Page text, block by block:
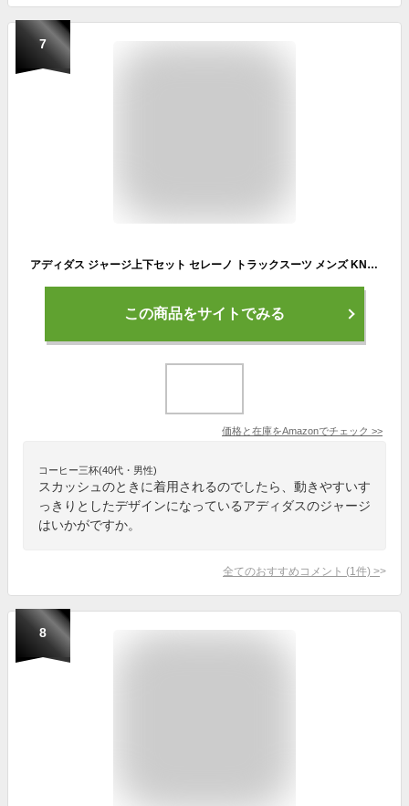
7
アディダス ジャージ上下セット セレーノ トラックスーツ メンズ KNA81 Top : ブラック Bottom : ブラック (IR7843) L
この商品をサイトでみる
価格と在庫をAmazonでチェック >>
コーヒー三杯(40代・男性)
スカッシュのときに着用されるのでしたら、動きやすいす
っきりとしたデザインになっているアディダスのジャージ
はいかがですか。
全てのおすすめコメント (1 件) >
8